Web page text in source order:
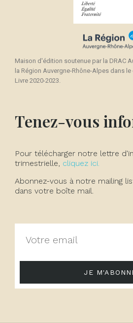
Maison d'édition soutenue par la DRAC
la Région Auvergne-Rhône-Alpes dans
Livre 2020-2023.
Tenez-vous
Pour télécharger notre lettre
trimestrielle, cliquez ici.
Abonnez-vous à notre mailing
dans votre boîte mail.
JE